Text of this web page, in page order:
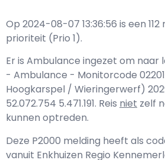
Op 2024-08-07 13:36:56 is een
prioriteit (Prio 1).
Er is Ambulance ingezet om naar
- Ambulance - Monitorcode
Hoogkarspel / Wieringerwerf)
52.072.754 5.471.191. Reis niet zelf
kunnen optreden.
Deze P2000 melding heeft als
vanuit Enkhuizen Regio